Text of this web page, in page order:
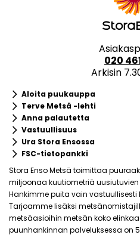
020
Arkisin
keyboard_arrow_rightAloita puukauppa
keyboard_arrow_rightTerve Metsä -lehti
keyboard_arrow_rightAnna palautetta
keyboard_arrow_rightVastuullisuus
keyboard_arrow_rightUra Stora Ensossa
keyboard_arrow_rightFSC-tietopankki
Stora Enso Metsä toimittaa
miljoonaa kuutiometriä
Hankimme puita vain
Tarjoamme lisäksi
metsäasioihin metsän koko
puunhankinnan palveluksessa on